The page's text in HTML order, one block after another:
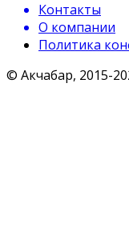
Контакты
О компании
Политика
© Акчабар, 2015-